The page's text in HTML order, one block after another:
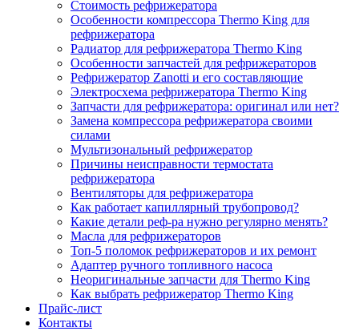
Стоимость рефрижератора
Особенности компрессора Thermo King для
рефрижератора
Радиатор для рефрижератора Thermo King
Особенности запчастей для рефрижераторов
Рефрижератор Zanotti и его составляющие
Электросхема рефрижератора Thermo King
Запчасти для рефрижератора: оригинал или нет?
Замена компрессора рефрижератора своими
силами
Мультизональный рефрижератор
Причины неисправности термостата
рефрижератора
Вентиляторы для рефрижератора
Как работает капиллярный трубопровод?
Какие детали реф-ра нужно регулярно менять?
Масла для рефрижераторов
Топ-5 поломок рефрижераторов и их ремонт
Адаптер ручного топливного насоса
Неоригинальные запчасти для Thermo King
Как выбрать рефрижератор Thermo King
Прайс-лист
Контакты